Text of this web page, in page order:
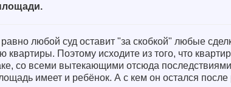
любой суд оставит "за скобкой" любые
Поэтому исходите из того, что
со всеми вытекающими отсюда
имеет и ребёнок. А с кем он остался после